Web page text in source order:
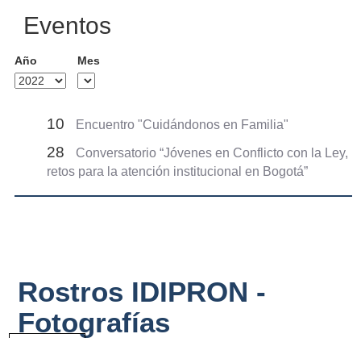
Eventos
Año Mes
10 Encuentro "Cuidándonos en Familia"
28
Conversatorio “Jóvenes en Conflicto con la Ley,
retos para la atención institucional en Bogotá”
Rostros IDIPRON -
Fotografías